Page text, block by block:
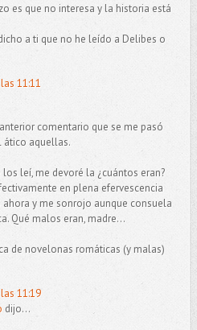
es que no interesa y la historia está
a ti que no he leído a Delibes o
11:11
comentario que se me pasó
ático aquellas.
leí, me devoré la ¿cuántos eran?
en plena efervescencia
ahora y me sonrojo aunque consuela
Qué malos eran, madre...
de novelonas romáticas (y malas)
11:19
dijo...